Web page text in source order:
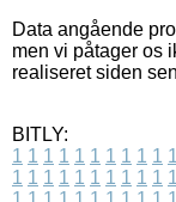
Data angående
men vi påtager os
realiseret siden
BITLY:
1 1 1 1 1 1 1 1 1 1 1
1 1 1 1 1 1 1 1 1 1 1